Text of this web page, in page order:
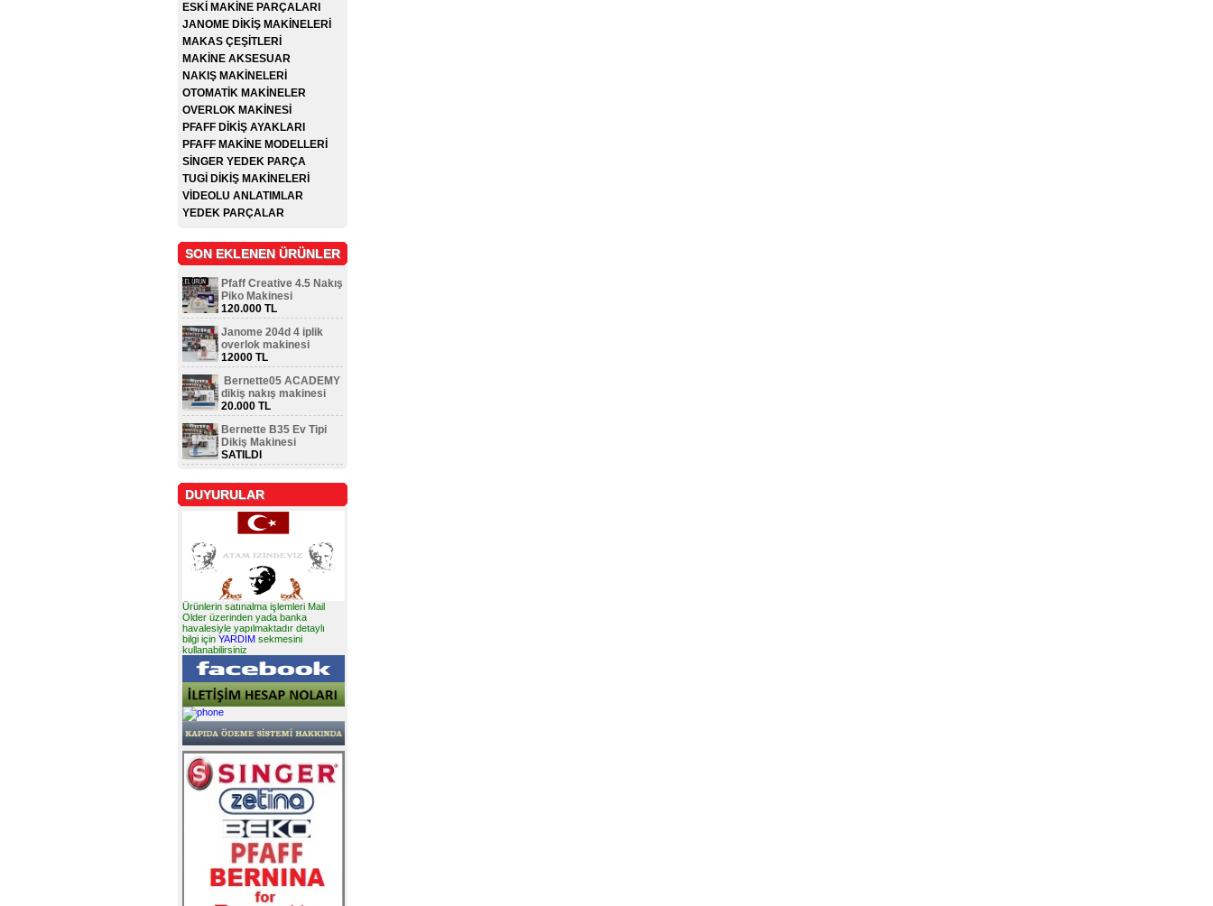
ESKİ MAKİNE PARÇALARI
JANOME DİKİŞ MAKİNELERİ
MAKAS ÇEŞİTLERİ
MAKİNE AKSESUAR
NAKIŞ MAKİNELERİ
OTOMATİK MAKİNELER
OVERLOK MAKİNESİ
PFAFF DİKİŞ AYAKLARI
PFAFF MAKİNE MODELLERİ
SİNGER YEDEK PARÇA
TUGİ DİKİŞ MAKİNELERİ
VİDEOLU ANLATIMLAR
YEDEK PARÇALAR
SON EKLENEN ÜRÜNLER
Pfaff Creative 4.5 Nakış
Piko Makinesi
120.000 TL
Janome 204d 4 iplik
overlok makinesi
12000 TL
Bernette05 ACADEMY
dikiş nakış makinesi
20.000 TL
Bernette B35 Ev Tipi
Dikiş Makinesi
SATILDI
DUYURULAR
Ürünlerin satınalma işlemleri Mail
Older üzerinden yada banka
havalesiyle yapılmaktadır detaylı
bilgi için YARDIM sekmesini
kullanabilirsiniz